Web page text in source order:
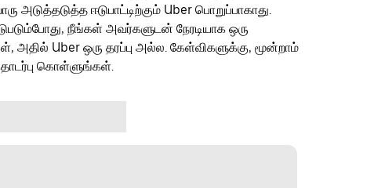
அடுத்தடுத்த ஈடுபாட்டிற்கும் Uber பொறுப்பாகாது.
நீங்கள் அவர்களுடன் நேரடியாக ஒரு
அதில் Uber ஒரு தரப்பு அல்ல. கேள்விகளுக்கு, மூன்றாம்
கொள்ளுங்கள்.